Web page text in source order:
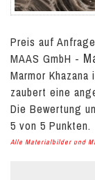
Preis auf
MAAS GmbH -
Marmor
zaubert eine
Die Bewertung
5 von 5 Punkten.
Alle Materialbilder und